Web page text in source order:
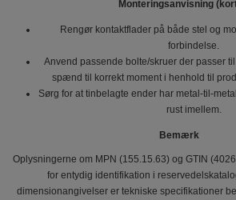
Monteringsanvisning
Rengør kontaktflader på både stel og
forbindelse.
Anvend passende bolte/skruer der passer
spænd til korrekt moment i henhold til
Sørg for at tinbelagte ender har metal-til-
rust imellem.
Bemærk
Oplysningerne om MPN (155.15.63) og GTIN
for entydig identifikation i
dimensionangivelser er tekniske specifikationer